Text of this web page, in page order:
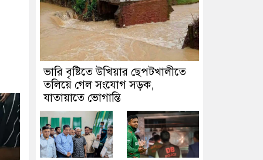
ভারি বৃষ্টিতে উখিয়ার ছেপটখালীতে
তলিয়ে গেল সংযোগ সড়ক,
যাতায়াতে ভোগান্তি